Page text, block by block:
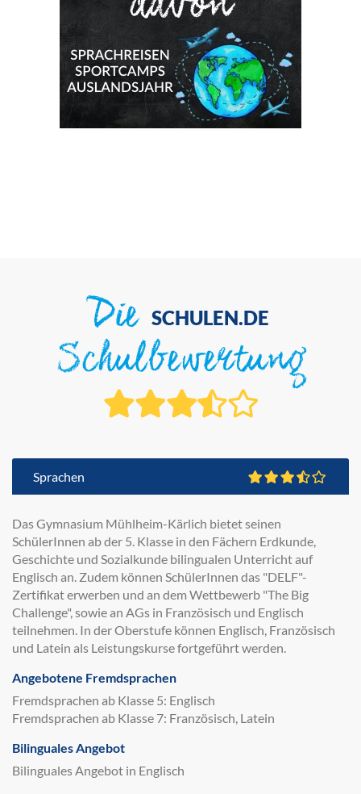
Die SCHULEN.DE
Schulbewertung
Sprachen
Das Gymnasium Mühlheim-Kärlich bietet seinen
SchülerInnen ab der 5. Klasse in den Fächern Erdkunde,
Geschichte und Sozialkunde bilingualen Unterricht auf
Englisch an. Zudem können SchülerInnen das "DELF"-
Zertifikat erwerben und an dem Wettbewerb "The Big
Challenge", sowie an AGs in Französisch und Englisch
teilnehmen. In der Oberstufe können Englisch, Französisch
und Latein als Leistungskurse fortgeführt werden.
Angebotene Fremdsprachen
Fremdsprachen ab Klasse 5: Englisch
Fremdsprachen ab Klasse 7: Französisch, Latein
Bilinguales Angebot
Bilinguales Angebot in Englisch